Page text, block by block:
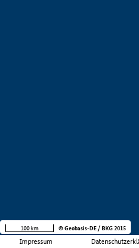
Impressum
100 km © Geobasis-DE / BKG 2015